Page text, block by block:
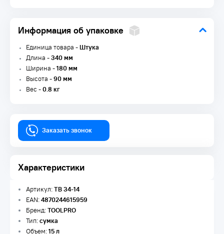
Информация об упаковке
Единица товара -Штука
Длина -340 мм
Ширина -180 мм
Высота -90 мм
Вес -0.8 кг
Заказать звонок
Характеристики
Артикул:TB 34-14
EAN:4870244615959
Бренд:TOOLPRO
Тип:сумка
Объем:15 л